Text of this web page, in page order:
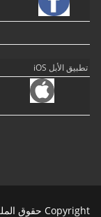
تطبيق الأبل iOS